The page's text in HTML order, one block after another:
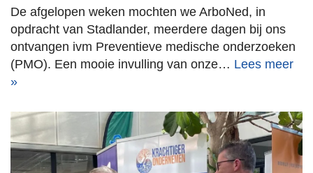
De afgelopen weken mochten we ArboNed, in
opdracht van Stadlander, meerdere dagen bij ons
ontvangen ivm Preventieve medische onderzoeken
(PMO). Een mooie invulling van onze… Lees meer
»